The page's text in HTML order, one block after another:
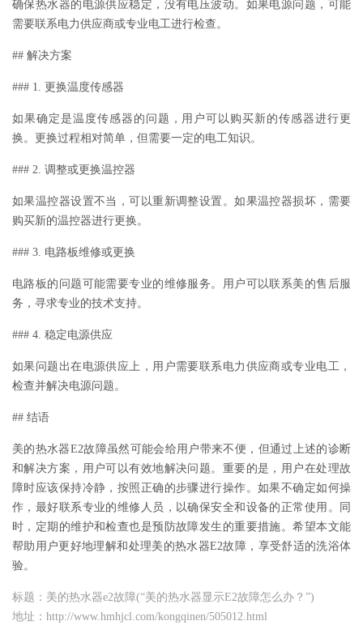
确保热水器的电源供应稳定，没有电压波动。如果电源问题，可能
需要联系电力供应商或专业电工进行检查。
## 解决方案
### 1. 更换温度传感器
如果确定是温度传感器的问题，用户可以购买新的传感器进行更
换。更换过程相对简单，但需要一定的电工知识。
### 2. 调整或更换温控器
如果温控器设置不当，可以重新调整设置。如果温控器损坏，需要
购买新的温控器进行更换。
### 3. 电路板维修或更换
电路板的问题可能需要专业的维修服务。用户可以联系美的售后服
务，寻求专业的技术支持。
### 4. 稳定电源供应
如果问题出在电源供应上，用户需要联系电力供应商或专业电工，
检查并解决电源问题。
## 结语
美的热水器E2故障虽然可能会给用户带来不便，但通过上述的诊断
和解决方案，用户可以有效地解决问题。重要的是，用户在处理故
障时应该保持冷静，按照正确的步骤进行操作。如果不确定如何操
作，最好联系专业的维修人员，以确保安全和设备的正常使用。同
时，定期的维护和检查也是预防故障发生的重要措施。希望本文能
帮助用户更好地理解和处理美的热水器E2故障，享受舒适的洗浴体
验。
标题：美的热水器e2故障(“美的热水器显示E2故障怎么办？”)
地址：http://www.hmhjcl.com/kongqinen/505012.html